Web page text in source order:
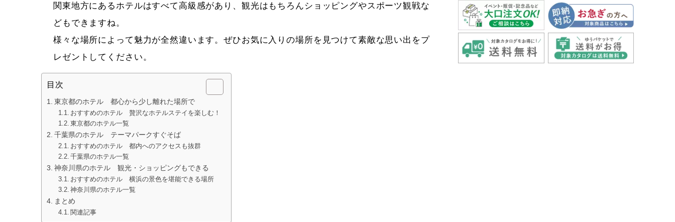
関東地方にあるホテルはすべて高級感があり、観光はもちろんショッピングやスポーツ観戦な
どもできますね。
様々な場所によって魅力が全然違います。ぜひお気に入りの場所を見つけて素敵な思い出をプ
レゼントしてください。
目次
東京都のホテル 都心から少し離れた場所で
おすすめのホテル 贅沢なホテルステイを楽しむ！
東京都のホテル一覧
千葉県のホテル テーマパークすぐそば
おすすめのホテル 都内へのアクセスも抜群
千葉県のホテル一覧
神奈川県のホテル 観光・ショッピングもできる
おすすめのホテル 横浜の景色を堪能できる場所
神奈川県のホテル一覧
まとめ
関連記事